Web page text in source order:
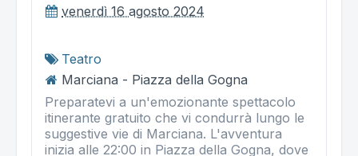
venerdì 16 agosto 2024
Teatro
Marciana - Piazza della Gogna
Preparatevi a un'emozionante spettacolo
itinerante gratuito che vi condurrà lungo le
suggestive vie di Marciana. L'avventura
inizia alle 22:00 in Piazza della Gogna, dove